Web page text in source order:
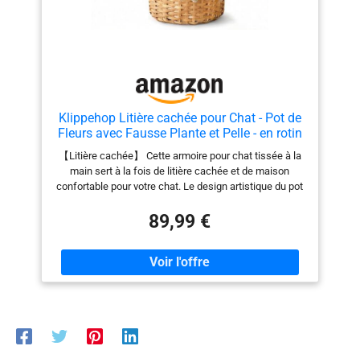
Klippehop Litière cachée pour Chat - Pot de
Fleurs avec Fausse Plante et Pelle - en rotin
tressé à la Main - avec contrôle des odeurs
et Filtre à Charbon (Naturel, Bonsai Edition
1)
【Litière cachée】 Cette armoire pour chat tissée à la
main sert à la fois de litière cachée et de maison
confortable pour votre chat. Le design artistique du pot
galets s'intègre parfaitement à votre intérieur et offre à
votre chat un refuge privé. Rehaussez le style de votre
maison avec ce mélange parfait de beauté et de
fonctionnalité 【Spacieux et adapté aux chats】 Le pot
de fleurs cachant une litière mesure 51 x 51 x 115 cm
offre également un espace confortable pour les chats
89,99 €